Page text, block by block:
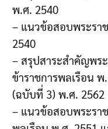
พ.ศ. 2540
– แนวข้อสอบพระร
2540
– สรุปสาระสำคัญพร
ข้าราชการพลเรือน
(ฉบับที่ 3) พ.ศ. 2562
– แนวข้อสอบพระรา